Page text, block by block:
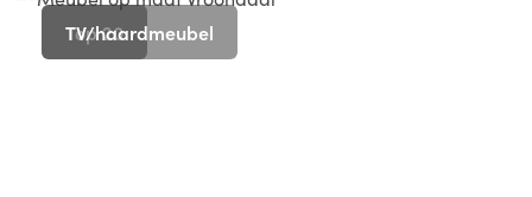
Top 20
TV/haardmeubel